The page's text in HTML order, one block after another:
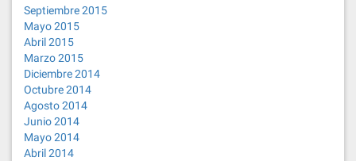
Septiembre 2015
Mayo 2015
Abril 2015
Marzo 2015
Diciembre 2014
Octubre 2014
Agosto 2014
Junio 2014
Mayo 2014
Abril 2014